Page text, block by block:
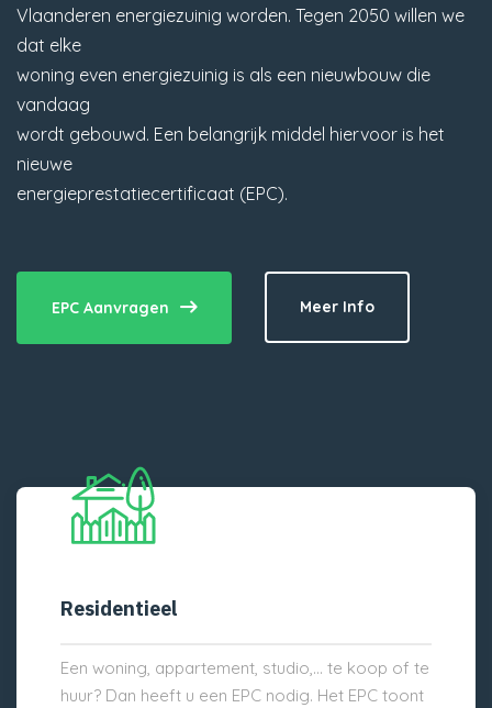
Vlaanderen energiezuinig worden. Tegen 2050 willen we
dat elke
woning even energiezuinig is als een nieuwbouw die
vandaag
wordt gebouwd. Een belangrijk middel hiervoor is het
nieuwe
energieprestatiecertificaat (EPC).
EPC Aanvragen Meer Info
Residentieel
Een woning, appartement, studio,… te koop of te
huur? Dan heeft u een EPC nodig. Het EPC toont